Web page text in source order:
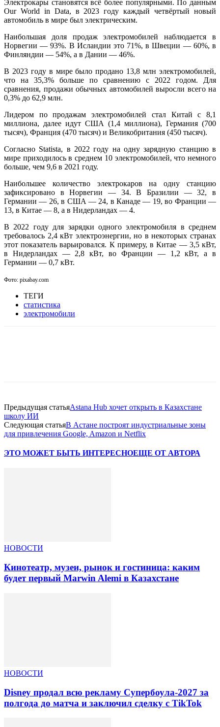
Электрокары становятся всё более популярными. По данным
Our World in Data, в 2023 году каждый четвёртый новый
автомобиль в мире был электрическим.
Наибольшая доля продаж электромобилей наблюдается в
Норвегии — 93%. В Исландии это 71%, в Швеции — 60%, в
Финляндии — 54%, а в Дании — 46%.
В 2023 году в мире было продано 13,8 млн электромобилей,
что на 35,3% больше по сравнению с 2022 годом. Для
сравнения, продажи обычных автомобилей выросли всего на
0,3% до 62,9 млн.
Лидером по продажам электромобилей стал Китай с 8,1
миллиона, далее идут США (1,4 миллиона), Германия (700
тысяч), Франция (470 тысяч) и Великобритания (450 тысяч).
Согласно Statista, в 2022 году на одну зарядную станцию в
мире приходилось в среднем 10 электромобилей, что немного
больше, чем 9,6 в 2021 году.
Наибольшее количество электрокаров на одну станцию
зафиксировано в Норвегии — 34. В Бразилии — 32, в
Германии — 26, в США — 24, в Канаде — 19, во Франции —
13, в Китае — 8, а в Нидерландах — 4.
В 2022 году для зарядки одного электромобиля в среднем
требовалось 2,4 кВт электроэнергии, но в некоторых странах
этот показатель варьировался. К примеру, в Китае — 3,5 кВт,
в Нидерландах — 2,8 кВт, во Франции — 1,2 кВт, а в
Германии — 0,7 кВт.
Фото: pixabay.com
ТЕГИ
статистика
электромобили
Предыдущая статьяAstana Hub хочет открыть в Казахстане
школу ИИ
Следующая статьяВ Астане построят индустриальные зоны
для привлечения Google, Amazon и Netflix
ЭТО МОЖЕТ БЫТЬ ИНТЕРЕСНОЕЩЕ ОТ АВТОРА
НОВОСТИ
Кинотеатр, музеи, рынок и гостиница: каким
будет первый Marwin Alemi в Казахстане
НОВОСТИ
Disney продал всю рекламу Супербоула-2027 за
полгода до матча и заключил сделку с TikTok